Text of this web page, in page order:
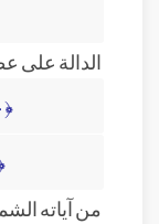
الدالة على
من آياته